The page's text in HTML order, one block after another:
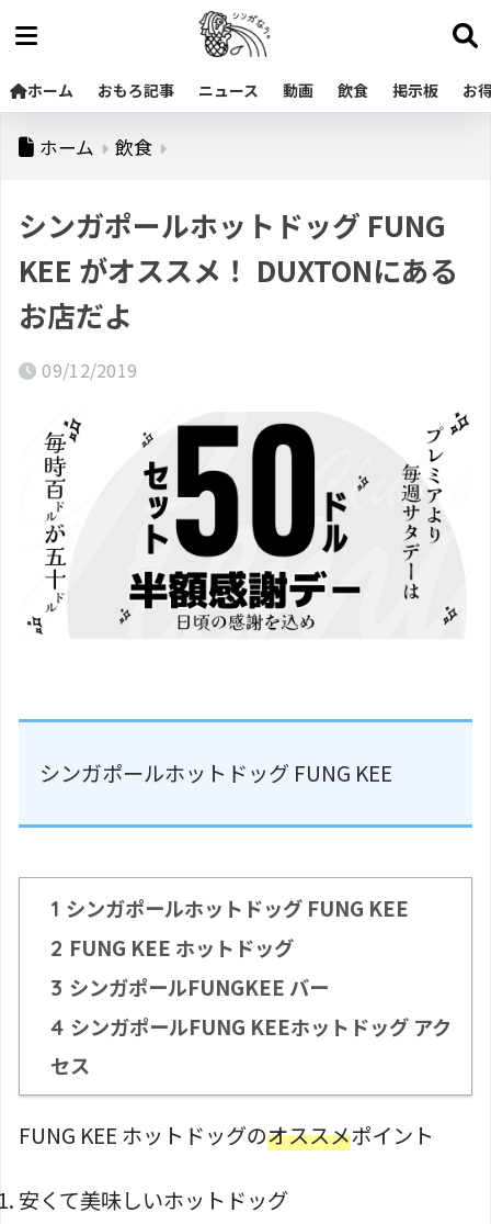
ホーム おもろ記事 ニュース 動画 飲食 掲示板 お
ホーム 飲食
シンガポールホットドッグ FUNG
KEE がオススメ！ DUXTONにある
お店だよ
09/12/2019
シンガポールホットドッグ FUNG KEE
1 シンガポールホットドッグ FUNG KEE
2 FUNG KEE ホットドッグ
3 シンガポールFUNGKEE バー
4 シンガポールFUNG KEEホットドッグ アク
セス
FUNG KEE ホットドッグのオススメポイント
安くて美味しいホットドッグ